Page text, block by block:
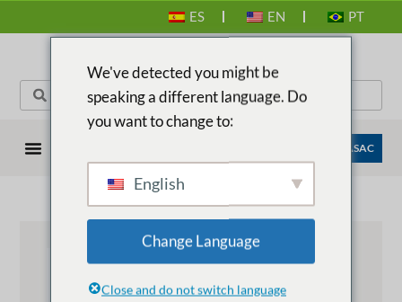
ES EN PT
EMPRESAS ANASAC
ZEAGOLD
MAX® 19
We've detected you might be
speaking a different language. Do
you want to change to:
English
Change Language
Close and do not switch language